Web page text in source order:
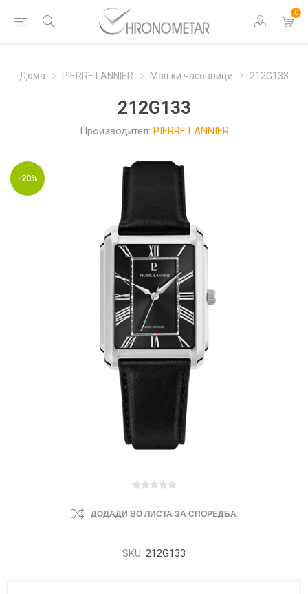
0
Дома PIERRE LANNIER Машки часовници 212G133
212G133
Производител: PIERRE LANNIER
-20%
ДОДАДИ ВО ЛИСТА ЗА СПОРЕДБА
SKU: 212G133